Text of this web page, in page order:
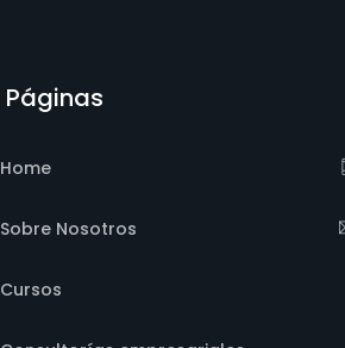
Páginas
Home
Sobre Nosotros
Cursos